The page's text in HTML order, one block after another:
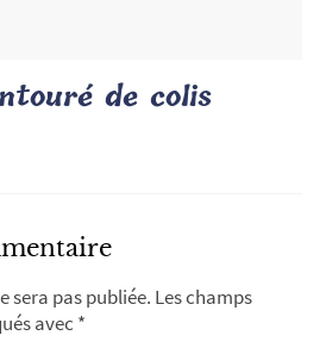
de colis
sera pas publiée. Les champs
avec *